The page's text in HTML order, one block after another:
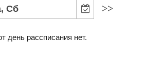
Сб >>
день рассписания нет.